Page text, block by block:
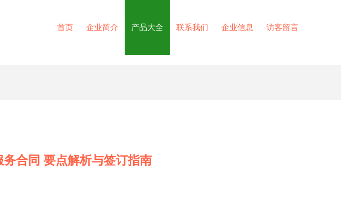
首页 企业简介 产品大全 联系我们 企业信息 访客留言
合同 要点解析与签订指南